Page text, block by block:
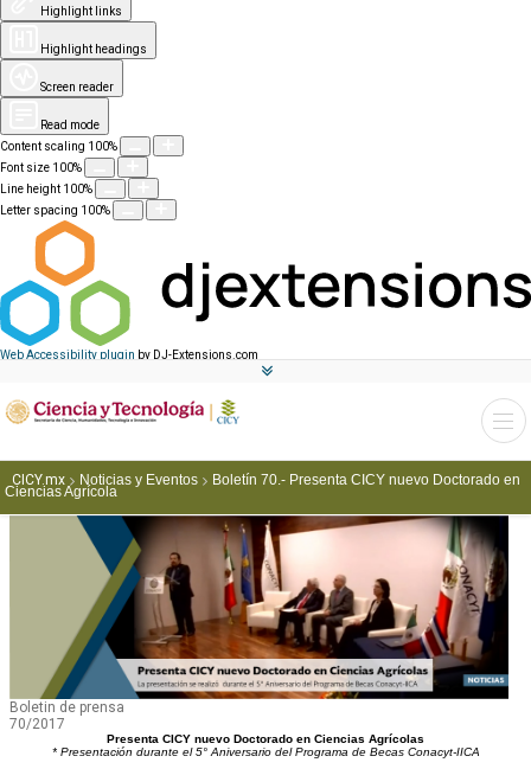
Highlight links
Highlight headings
Screen reader
Read mode
Content scaling 100%
Font size 100%
Line height 100%
Letter spacing 100%
Web Accessibility plugin by DJ-Extensions.com
CICY.mx Noticias y Eventos Boletín 70.- Presenta CICY nuevo Doctorado en
Ciencias Agrícola
Boletin de prensa
70/2017
Presenta CICY nuevo Doctorado en Ciencias Agrícolas
* Presentación durante el 5° Aniversario del Programa de Becas Conacyt-IICA